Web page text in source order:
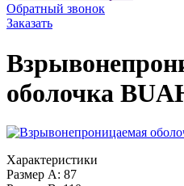
Обратный звонок
Заказать
оболочка
Характеристики
Размер A: 87